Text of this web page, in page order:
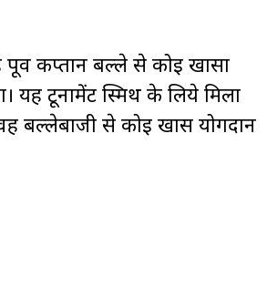
कप्तान बल्ले से कोई खासा
यह टूर्नामेंट स्मिथ के लिये मिला
बल्लेबाजी से कोई खास योगदान